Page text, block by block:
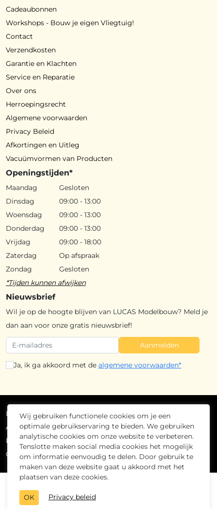
Wij gebruiken functionele cookies om je een
optimale gebruikservaring te bieden. We gebruiken
analytische cookies om onze website te verbeteren.
Tenslotte maken social media cookies het mogelijk
om informatie eenvoudig te delen. Door gebruik te
maken van deze website gaat u akkoord met het
plaatsen van deze cookies.
OK Privacy beleid
Cadeaubonnen
Workshops - Bouw je eigen Vliegtuig!
Contact
Verzendkosten
Garantie en Klachten
Service en Reparatie
Over ons
Herroepingsrecht
Algemene voorwaarden
Privacy Beleid
Afkortingen en Uitleg
Vacuümvormen van Producten
Openingstijden*
Maandag
Gesloten
Dinsdag
09:00 - 13:00
Woensdag
09:00 - 13:00
Donderdag
09:00 - 13:00
Vrijdag
09:00 - 18:00
Zaterdag
Op afspraak
Zondag
Gesloten
*Tijden kunnen afwijken
Nieuwsbrief
Wil je op de hoogte blijven van LUCAS Modelbouw? Meld je
dan aan voor onze gratis nieuwsbrief!
Aanmelden
Ja, ik ga akkoord met de algemene voorwaarden*
Lucas Modelbouw 2026 - Alle rechten voorbehouden
Algemene voorwaarden
Privacybeleid
Cookiebeleid